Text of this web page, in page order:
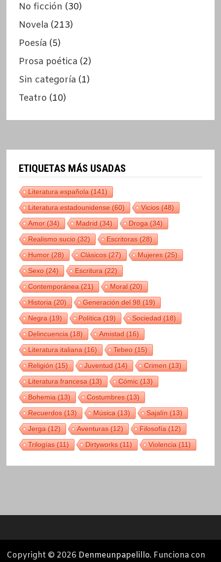
No ficción (30)
Novela (213)
Poesía (5)
Prosa poética (2)
Sin categoría (1)
Teatro (10)
ETIQUETAS MÁS USADAS
Literatura española(141)
Literatura estadounidense(60) Vicios(48)
Amor(34) Madrid(34) Droga(34)
Realismo sucio(32) Escritoras(28)
Humor(28) Clásicos(27) Mujeres(25)
Sexo(24) Escritura(22)
Contemporánea(21) Moral(20)
Historia(20) Generación del 98(19)
Negra(19) Política(19) Sociedad(18)
Delincuencia(18) Amistad(16)
Literatura italiana(16) Tebeo(15)
Religión(15) Juventud(14) Crimen(13)
Literatura francesa(13) Cómic(13)
Bohemia(13) Costumbres(13)
Recuerdos(13) Música(13) Sajalín(13)
Jerga(12) Aventuras(12) Filosofía(12)
Trilogías(11) Dirtyworks(11) Violencia(11)
Copyright © 2026 Denmeunpapelillo. Funciona con